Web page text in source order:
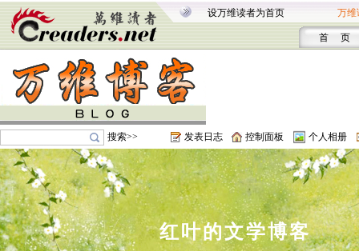
设万维读者为首页 万维
首 页
搜索>> 发表日志 控制面板 个人相册
红叶的文学博客